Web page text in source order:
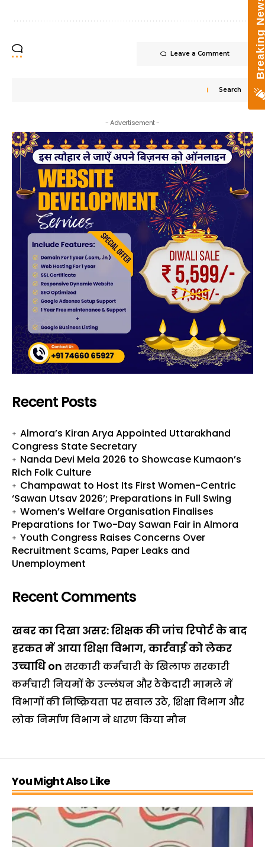
Leave a Comment
Search
- Advertisement -
Recent Posts
Almora’s Kiran Arya Appointed Uttarakhand
Congress State Secretary
Nanda Devi Mela 2026 to Showcase Kumaon’s
Rich Folk Culture
Champawat to Host Its First Women-Centric
‘Sawan Utsav 2026’; Preparations in Full Swing
Women’s Welfare Organisation Finalises
Preparations for Two-Day Sawan Fair in Almora
Youth Congress Raises Concerns Over
Recruitment Scams, Paper Leaks and
Unemployment
Recent Comments
खबर का दिखा असर: शिक्षक की जांच रिपोर्ट के बाद
हरकत में आया शिक्षा विभाग, कार्रवाई को लेकर
उच्चाधिon सरकारी कर्मचारी के खिलाफ सरकारी
कर्मचारी नियमों के उल्लंघन और ठेकेदारी मामले में
विभागों की निष्क्रियता पर सवाल उठे, शिक्षा विभाग और
लोक निर्माण विभाग ने धारण किया मौन
You Might Also Like